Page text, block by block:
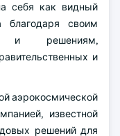
себя как видный
благодаря своим
и решениям,
и
аэрокосмической
известной
решений для